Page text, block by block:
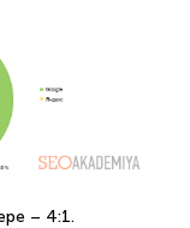
– 4:1.